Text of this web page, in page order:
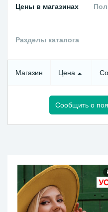
Цены в магазинах
Разделы каталога
Магазин Цена
Сообщить о